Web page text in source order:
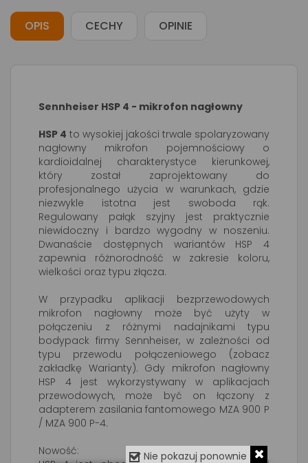
OPIS CECHY OPINIE
Sennheiser HSP 4 - mikrofon nagłowny
HSP 4 to wysokiej jakości trwale spolaryzowany
nagłowny mikrofon pojemnościowy o
kardioidalnej charakterystyce kierunkowej,
który został zaprojektowany do
profesjonalnego użycia w warunkach, gdzie
niezwykle istotna jest swoboda rąk.
Regulowany pałąk szyjny jest praktycznie
niewidoczny i bardzo wygodny w noszeniu.
Dwanaście dostępnych wariantów HSP 4
zapewnia różnorodność w zakresie koloru,
wielkości oraz typu złącza.
W przypadku aplikacji bezprzewodowych
mikrofon nagłowny może być użyty w
połączeniu z różnymi nadajnikami typu
bodypack firmy Sennheiser, w zależności od
typu przewodu połączeniowego (zobacz
zakładkę Warianty). Gdy mikrofon nagłowny
HSP 4 jest wykorzystywany w aplikacjach
przewodowych, może być on łączony z
adapterem zasilania fantomowego MZA 900 P
/ MZA 900 P-4.
Nowość:
Nie pokazuj ponownie